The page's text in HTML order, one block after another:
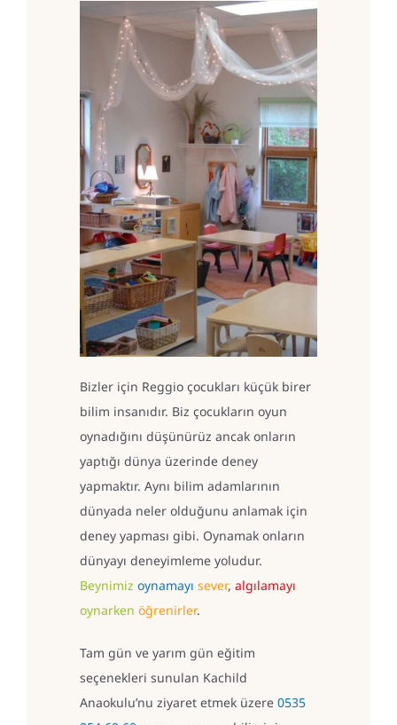
Bizler için Reggio çocukları küçük birer
bilim insanıdır. Biz çocukların oyun
oynadığını düşünürüz ancak onların
yaptığı dünya üzerinde deney
yapmaktır. Aynı bilim adamlarının
dünyada neler olduğunu anlamak için
deney yapması gibi. Oynamak onların
dünyayı deneyimleme yoludur.
Beynimiz oynamayı sever, algılamayı
oynarken öğrenirler.
Tam gün ve yarım gün eğitim
seçenekleri sunulan Kachild
Anaokulu’nu ziyaret etmek üzere 0535